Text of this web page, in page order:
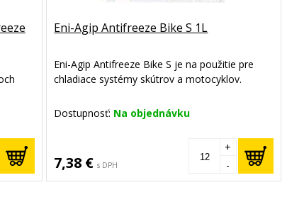
v
Eni-Agip Antifreeze Bike S 1L
Eni-Agip Antifreeze Bike S je na použitie pre
chladiace systémy skútrov a motocyklov.
Dostupnosť: Na objednávku
7,38 € s DPH
+
-